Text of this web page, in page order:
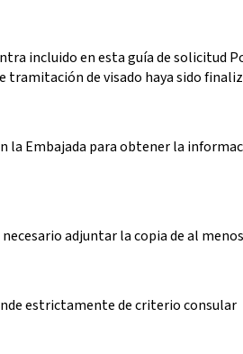
incluido en esta guía de solicitud
tramitación de visado haya sido
la Embajada para obtener la
adjuntar la copia de al
estrictamente de criterio consular